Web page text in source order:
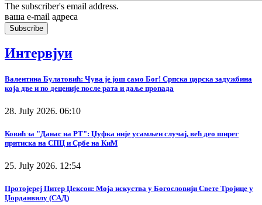
The subscriber's email address.
ваша е-mail адреса
Интервјуи
Валентина Булатовић: Чува је још само Бог! Српска царска задужбина
која две и по деценије после рата и даље пропада
28. July 2026. 06:10
Ковић за "Данас на РТ": Џуфка није усамљен случај, већ део ширег
притиска на СПЦ и Србе на КиМ
25. July 2026. 12:54
Протојереј Питер Џексон: Моја искуства у Богословији Свете Тројице у
Џорданвилу (САД)